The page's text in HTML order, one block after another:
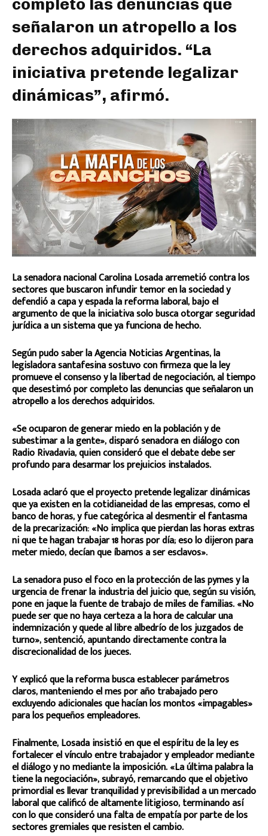
completo las denuncias que
señalaron un atropello a los
derechos adquiridos. “La
iniciativa pretende legalizar
dinámicas”, afirmó.
La senadora nacional Carolina Losada arremetió contra los
sectores que buscaron infundir temor en la sociedad y
defendió a capa y espada la reforma laboral, bajo el
argumento de que la iniciativa solo busca otorgar seguridad
jurídica a un sistema que ya funciona de hecho.
Según pudo saber la Agencia Noticias Argentinas, la
legisladora santafesina sostuvo con firmeza que la ley
promueve el consenso y la libertad de negociación, al tiempo
que desestimó por completo las denuncias que señalaron un
atropello a los derechos adquiridos.
«Se ocuparon de generar miedo en la población y de
subestimar a la gente», disparó senadora en diálogo con
Radio Rivadavia, quien consideró que el debate debe ser
profundo para desarmar los prejuicios instalados.
Losada aclaró que el proyecto pretende legalizar dinámicas
que ya existen en la cotidianeidad de las empresas, como el
banco de horas, y fue categórica al desmentir el fantasma
de la precarización: «No implica que pierdan las horas extras
ni que te hagan trabajar 18 horas por día; eso lo dijeron para
meter miedo, decían que íbamos a ser esclavos».
La senadora puso el foco en la protección de las pymes y la
urgencia de frenar la industria del juicio que, según su visión,
pone en jaque la fuente de trabajo de miles de familias. «No
puede ser que no haya certeza a la hora de calcular una
indemnización y quede al libre albedrío de los juzgados de
turno», sentenció, apuntando directamente contra la
discrecionalidad de los jueces.
Y explicó que la reforma busca establecer parámetros
claros, manteniendo el mes por año trabajado pero
excluyendo adicionales que hacían los montos «impagables»
para los pequeños empleadores.
Finalmente, Losada insistió en que el espíritu de la ley es
fortalecer el vínculo entre trabajador y empleador mediante
el diálogo y no mediante la imposición. «La última palabra la
tiene la negociación», subrayó, remarcando que el objetivo
primordial es llevar tranquilidad y previsibilidad a un mercado
laboral que calificó de altamente litigioso, terminando así
con lo que consideró una falta de empatía por parte de los
sectores gremiales que resisten el cambio.